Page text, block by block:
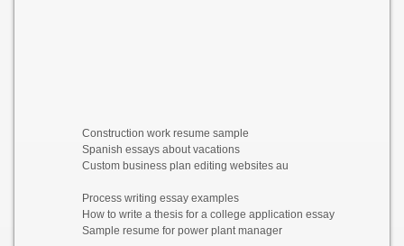
Construction work resume sample
Spanish essays about vacations
Custom business plan editing websites au
Process writing essay examples
How to write a thesis for a college application essay
Sample resume for power plant manager